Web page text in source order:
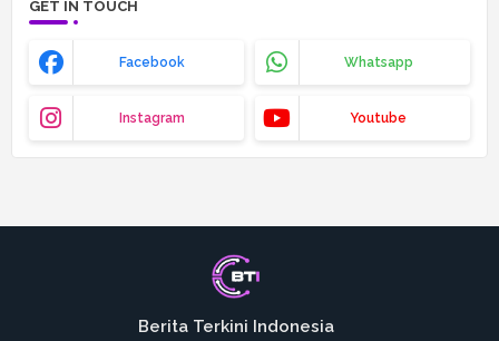
GET IN TOUCH
Facebook Whatsapp
Instagram Youtube
Berita Terkini Indonesia